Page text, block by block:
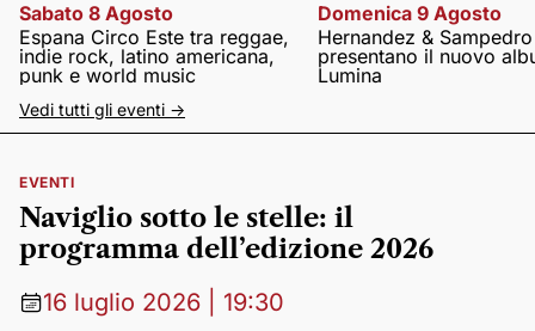
Sabato 8 Agosto
Espana Circo Este tra reggae,
indie rock, latino americana,
punk e world music
Domenica 9 Agosto
Hernandez & Sampedro
presentano il nuovo
Lumina
Vedi tutti gli eventi ->
EVENTI
Naviglio sotto le stelle: il
programma dell’edizione 2026
16 luglio 2026 | 19:30